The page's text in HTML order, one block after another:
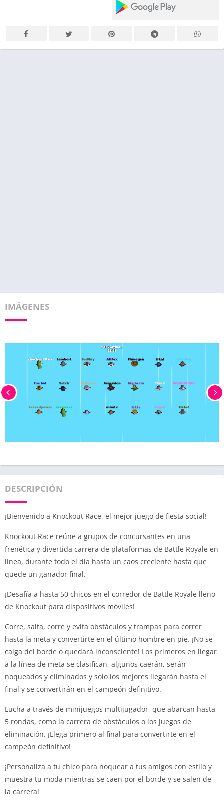
IMÁGENES
DESCRIPCIÓN
¡Bienvenido a Knockout Race, el mejor juego de fiesta social!
Knockout Race reúne a grupos de concursantes en una
frenética y divertida carrera de plataformas de Battle Royale en
línea, durante todo el día hasta un caos creciente hasta que
quede un ganador final.
¡Desafía a hasta 50 chicos en el corredor de Battle Royale lleno
de Knockout para dispositivos móviles!
Corre, salta, corre y evita obstáculos y trampas para correr
hasta la meta y convertirte en el último hombre en pie. ¡No se
caiga del borde o quedará inconsciente! Los primeros en llegar
a la línea de meta se clasifican, algunos caerán, serán
noqueados y eliminados y solo los mejores llegarán hasta el
final y se convertirán en el campeón definitivo.
Lucha a través de minijuegos multijugador, que abarcan hasta
5 rondas, como la carrera de obstáculos o los juegos de
eliminación. ¡Llega primero al final para convertirte en el
campeón definitivo!
¡Personaliza a tu chico para noquear a tus amigos con estilo y
muestra tu moda mientras se caen por el borde y se salen de
la carrera!